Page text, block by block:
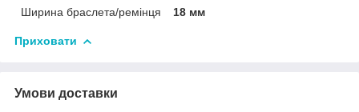
Ширина браслета/ремінця
18 мм
Приховати
Умови доставки